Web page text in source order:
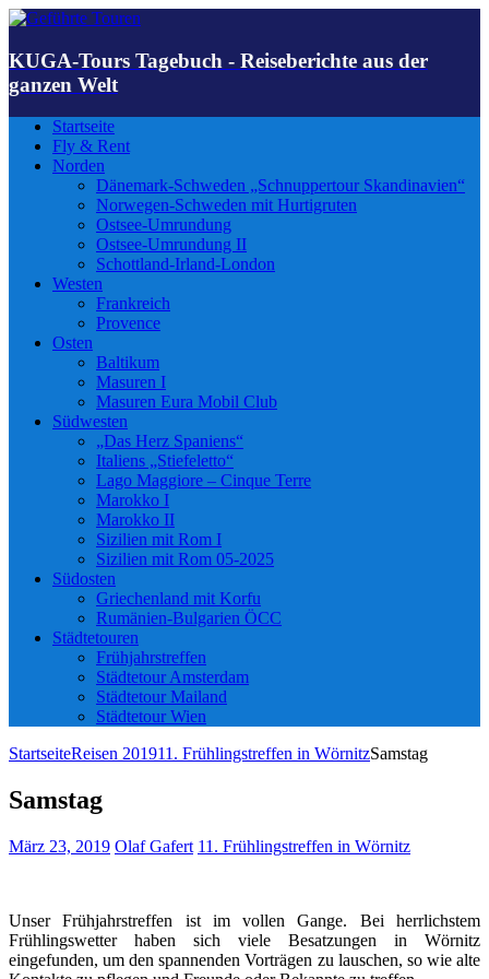
KUGA-Tours Tagebuch - Reiseberichte aus der
ganzen Welt
Startseite
Fly & Rent
Norden
Dänemark-Schweden „Schnuppertour Skandinavien“
Norwegen-Schweden mit Hurtigruten
Ostsee-Umrundung
Ostsee-Umrundung II
Schottland-Irland-London
Westen
Frankreich
Provence
Osten
Baltikum
Masuren I
Masuren Eura Mobil Club
Südwesten
„Das Herz Spaniens“
Italiens „Stiefeletto“
Lago Maggiore – Cinque Terre
Marokko I
Marokko II
Sizilien mit Rom I
Sizilien mit Rom 05-2025
Südosten
Griechenland mit Korfu
Rumänien-Bulgarien ÖCC
Städtetouren
Frühjahrstreffen
Städtetour Amsterdam
Städtetour Mailand
Städtetour Wien
StartseiteReisen 201911. Frühlingstreffen in WörnitzSamstag
Samstag
März 23, 2019 Olaf Gafert 11. Frühlingstreffen in Wörnitz
Unser Frühjahrstreffen ist im vollen Gange. Bei herrlichstem
Frühlingswetter haben sich viele Besatzungen in Wörnitz
eingefunden, um den spannenden Vorträgen zu lauschen, so wie alte